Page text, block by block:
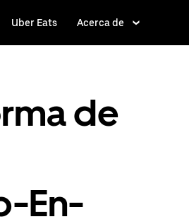
Uber Eats Acerca de
de
En-